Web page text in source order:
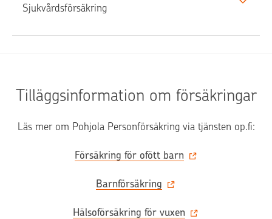
Sjukvårdsförsäkring
Tilläggsinformation om försäkringar
Läs mer om Pohjola Personförsäkring via tjänsten op.fi:
Försäkring för ofött barn
Barnförsäkring
Hälsoförsäkring för vuxen